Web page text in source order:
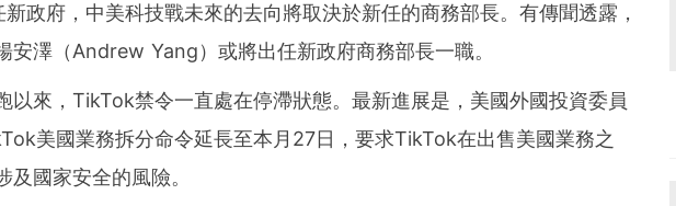
政府，中美科技戰未來的去向將取決於新任的商務部長。有傳聞透露，
安澤（Andrew Yang）或將出任新政府商務部長一職。
以來，TikTok禁令一直處在停滯狀態。最新進展是，美國外國投資委員
美國業務拆分命令延長至本月27日，要求TikTok在出售美國業務之
及國家安全的風險。